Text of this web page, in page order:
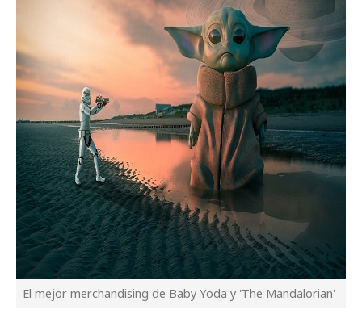
El mejor merchandising de Baby Yoda y 'The Mandalorian'